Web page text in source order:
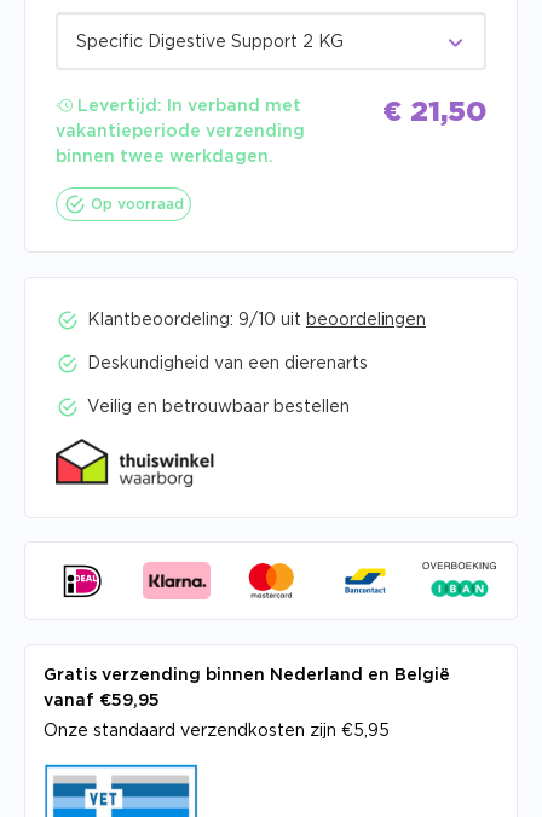
€ 21,50
Levertijd:
In verband met
vakantieperiode verzending
binnen twee werkdagen.
Specific Digestive Support 2 KG
Op voorraad
Klantbeoordeling: 9/10 uit beoordelingen
Deskundigheid van een dierenarts
Veilig en betrouwbaar bestellen
Gratis verzending binnen Nederland en België
vanaf €59,95
Onze standaard verzendkosten zijn €5,95